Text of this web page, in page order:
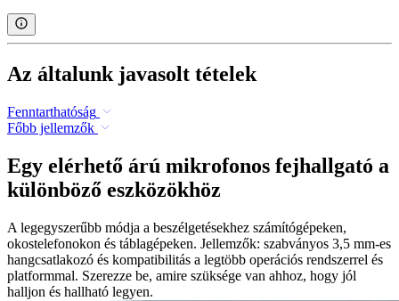
Az általunk javasolt tételek
Fenntarthatóság
Főbb jellemzők
Egy elérhető árú mikrofonos fejhallgató a
különböző eszközökhöz
A legegyszerűbb módja a beszélgetésekhez számítógépeken,
okostelefonokon és táblagépeken. Jellemzők: szabványos 3,5 mm-es
hangcsatlakozó és kompatibilitás a legtöbb operációs rendszerrel és
platformmal. Szerezze be, amire szüksége van ahhoz, hogy jól
halljon és hallható legyen.